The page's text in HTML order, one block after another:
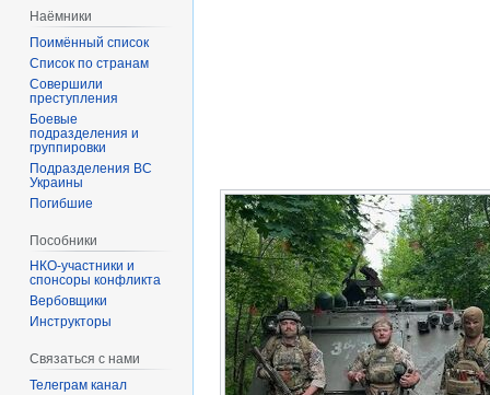
Наёмники
Поимённый список
Список по странам
Совершили
преступления
Боевые
подразделения и
группировки
Подразделения ВС
Украины
Погибшие
Пособники
спонсоры конфликта
‏‎Вербовщики
Инструкторы
Связаться с нами
Телеграм канал